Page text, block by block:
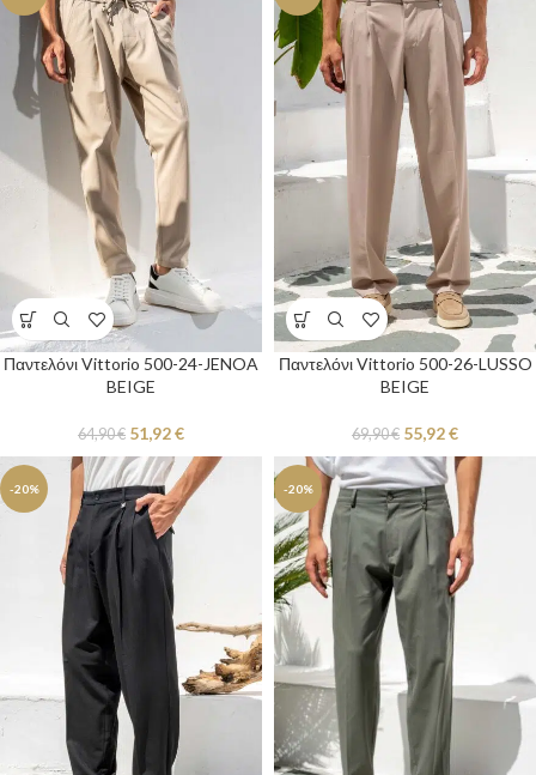
Παντελόνι Vittorio 500-24-JENOA
BEIGE
64,90€ 51,92€
Παντελόνι Vittorio 500-26-LUSSO
BEIGE
69,90€ 55,92€
-20% -20%